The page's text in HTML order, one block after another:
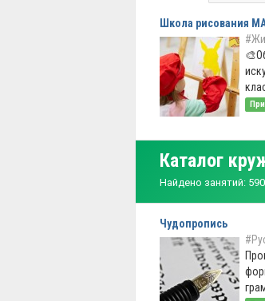
Школа рисования
Каталог
Найдено занятий: 590
Чудопропись